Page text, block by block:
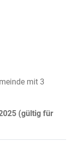
mit 3
(gültig für